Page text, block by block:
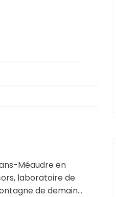
Méaudre en
laboratoire de
de demain…